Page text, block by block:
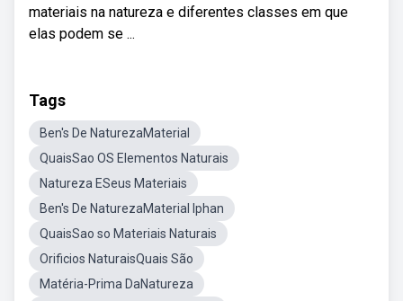
materiais na natureza e diferentes classes em que
elas podem se ...
Tags
Ben's De NaturezaMaterial
QuaisSao OS Elementos Naturais
Natureza ESeus Materiais
Ben's De NaturezaMaterial Iphan
QuaisSao so Materiais Naturais
Orificios NaturaisQuais São
Matéria-Prima DaNatureza